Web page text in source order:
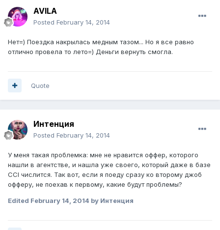
AVILA
Posted February 14, 2014
Нет=) Поездка накрылась медным тазом... Но я все равно
отлично провела то лето=) Деньги вернуть смогла.
Quote
Интенция
Posted February 14, 2014
У меня такая проблемка: мне не нравится оффер, которого
нашли в агентстве, и нашла уже своего, который даже в базе
CCI числится. Так вот, если я поеду сразу ко второму джоб
офферу, не поехав к первому, какие будут проблемы?
Edited February 14, 2014 by Интенция